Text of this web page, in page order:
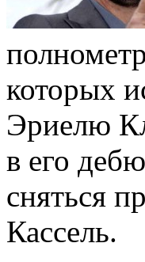
которых
Эриелю
в его
сняться
Кассель.